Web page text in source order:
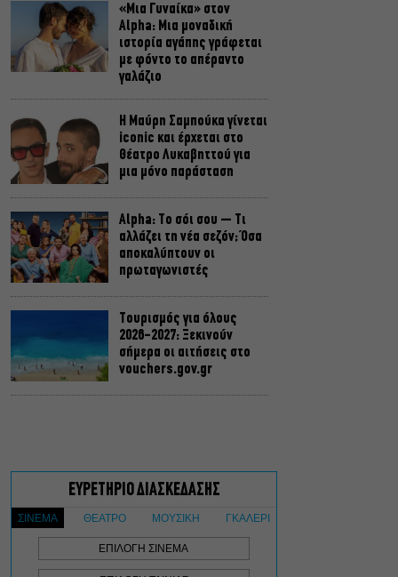
«Μια Γυναίκα» στον
Alpha: Μια μοναδική
ιστορία αγάπης γράφεται
με φόντο το απέραντο
γαλάζιο
Η Μαύρη Σαμπούκα γίνεται
iconic και έρχεται στο
Θέατρο Λυκαβηττού για
μια μόνο παράσταση
Alpha: Το σόι σου – Τι
αλλάζει τη νέα σεζόν; Όσα
αποκαλύπτουν οι
πρωταγωνιστές
Τουρισμός για όλους
2026-2027: Ξεκινούν
σήμερα οι αιτήσεις στο
vouchers.gov.gr
συγκλονιστικό timelapse
Ο Γιάννης Χαρούλης θα
δώσει μια τελευταία
καλοκαιρινή συναυλία στο
Θέατρο Γης